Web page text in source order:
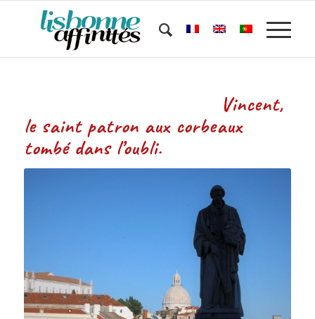
Vincent,
le saint patron aux corbeaux
tombé dans l’oubli.